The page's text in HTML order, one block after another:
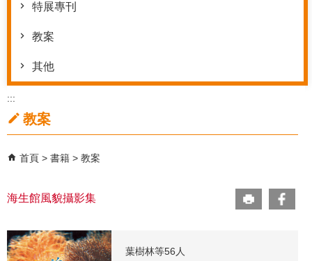
特展專刊
教案
其他
:::
教案
首頁 書籍 教案
海生館風貌攝影集
葉樹林等56人